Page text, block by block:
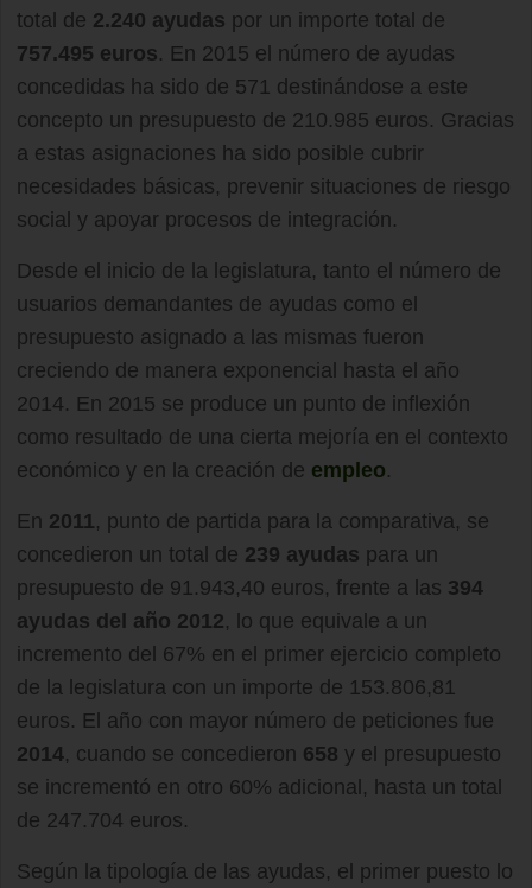
total de 2.240 ayudas por un importe total de
757.495 euros. En 2015 el número de ayudas
concedidas ha sido de 571 destinándose a este
concepto un presupuesto de 210.985 euros. Gracias
a estas asignaciones ha sido posible cubrir
necesidades básicas, prevenir situaciones de riesgo
social y apoyar procesos de integración.
Desde el inicio de la legislatura, tanto el número de
usuarios demandantes de ayudas como el
presupuesto asignado a las mismas fueron
creciendo de manera exponencial hasta el año
2014. En 2015 se produce un punto de inflexión
como resultado de una cierta mejoría en el contexto
económico y en la creación de empleo.
En 2011, punto de partida para la comparativa, se
concedieron un total de 239 ayudas para un
presupuesto de 91.943,40 euros, frente a las 394
ayudas del año 2012, lo que equivale a un
incremento del 67% en el primer ejercicio completo
de la legislatura con un importe de 153.806,81
euros. El año con mayor número de peticiones fue
2014, cuando se concedieron 658 y el presupuesto
se incrementó en otro 60% adicional, hasta un total
de 247.704 euros.
Según la tipología de las ayudas, el primer puesto lo